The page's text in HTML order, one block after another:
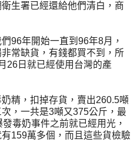
生署已經還給他們清白，商
96年開始一直到96年8月，
常缺貨，有錢都買不到，所
26日就已經使用台灣的產
精，扣掉存貨，賣出260.5噸
，一共是3噸又375公斤，最
毒奶事件之前就已經用光，
159萬多個，而且這些貨檢驗